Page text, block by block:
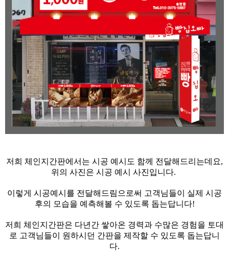
저희 체인지간판에서는 시공 예시도 함께 전달해드리는데요,
위의 사진은 시공 예시 사진입니다.
이렇게 시공예시를 전달해드림으로써 고객님들이 실제 시공
후의 모습을 예측해볼 수 있도록 돕는답니다!
저희 체인지간판은 다년간 쌓아온 경력과 수많은 경험을 토대
로 고객님들이 원하시던 간판을 제작할 수 있도록 돕는답니
다.